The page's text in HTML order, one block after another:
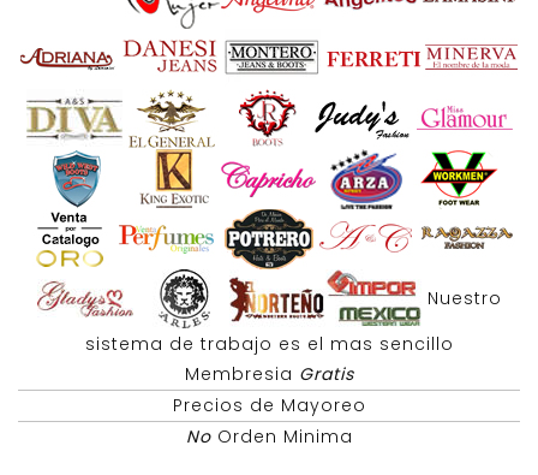
Nuestro
sistema de trabajo es el mas sencillo
Membresia Gratis
Precios de Mayoreo
NoOrden Minima